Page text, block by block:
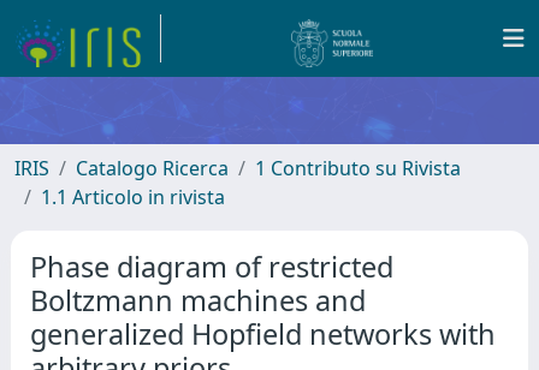
IRIS Catalogo Ricerca
1 Contributo su Rivista
1.1 Articolo in rivista
Phase diagram of restricted
Boltzmann machines and
generalized Hopfield networks with